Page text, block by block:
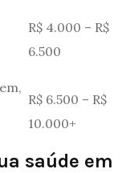
R$ 4.000 – R$
6.500
R$ 6.500 – R$
10.000+
saúde em